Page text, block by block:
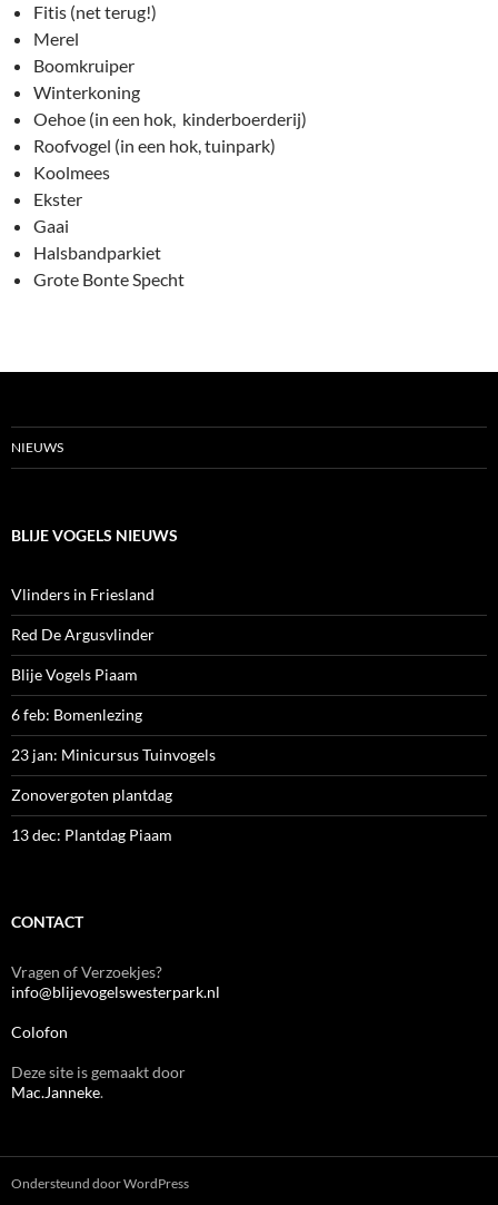
Fitis (net terug!)
Merel
Boomkruiper
Winterkoning
Oehoe (in een hok, kinderboerderij)
Roofvogel (in een hok, tuinpark)
Koolmees
Ekster
Gaai
Halsbandparkiet
Grote Bonte Specht
NIEUWS
BLIJE VOGELS NIEUWS
Vlinders in Friesland
Red De Argusvlinder
Blije Vogels Piaam
6 feb: Bomenlezing
23 jan: Minicursus Tuinvogels
Zonovergoten plantdag
13 dec: Plantdag Piaam
CONTACT
Vragen of Verzoekjes?
info@blijevogelswesterpark.nl
Colofon
Deze site is gemaakt door
Mac.Janneke.
Ondersteund door WordPress